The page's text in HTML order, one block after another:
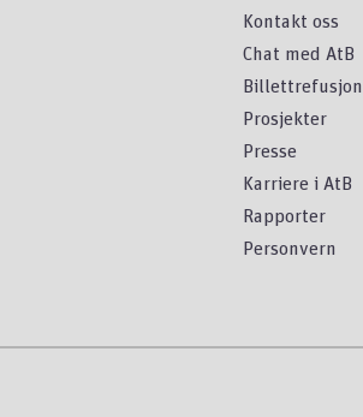
Kontakt oss
Chat med AtB
Billettrefusjon
Prosjekter
Presse
Karriere i AtB
Rapporter
Personvern